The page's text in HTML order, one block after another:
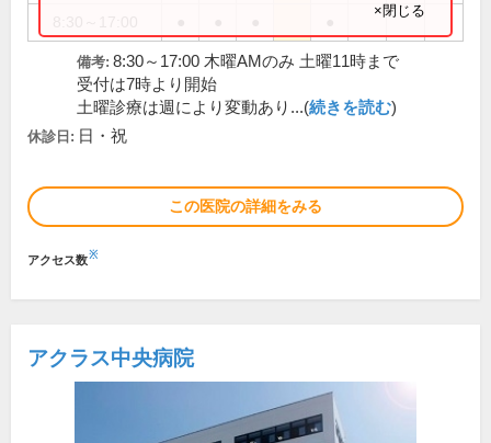
×閉じる
備考: 8:30～17:00 木曜AMのみ 土曜11時まで
受付は7時より開始
土曜診療は週により変動あり...(続きを読む)
休診日: 日・祝
この医院の詳細をみる
アクセス数※
アクラス中央病院